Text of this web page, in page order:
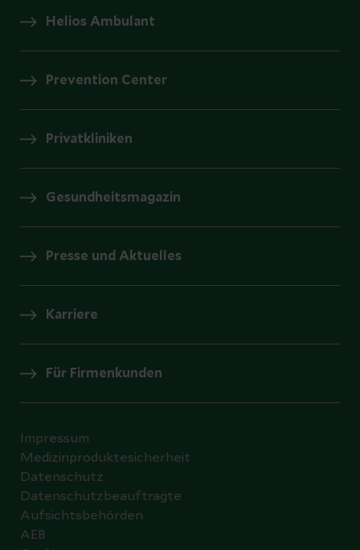
Helios Ambulant
Prevention Center
Privatkliniken
Gesundheitsmagazin
Presse und Aktuelles
Karriere
Für Firmenkunden
Impressum
Medizinproduktesicherheit
Datenschutz
Datenschutzbeauftragte
Aufsichtsbehörden
AEB